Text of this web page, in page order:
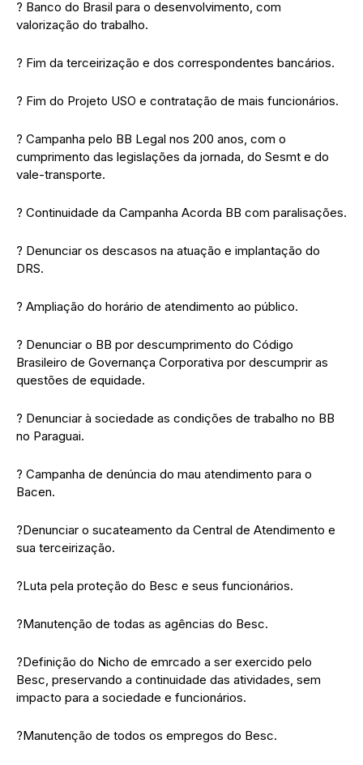
? Banco do Brasil para o desenvolvimento, com
valorização do trabalho.
? Fim da terceirização e dos correspondentes bancários.
? Fim do Projeto USO e contratação de mais funcionários.
? Campanha pelo BB Legal nos 200 anos, com o
cumprimento das legislações da jornada, do Sesmt e do
vale-transporte.
? Continuidade da Campanha Acorda BB com paralisações.
? Denunciar os descasos na atuação e implantação do
DRS.
? Ampliação do horário de atendimento ao público.
? Denunciar o BB por descumprimento do Código
Brasileiro de Governança Corporativa por descumprir as
questões de equidade.
? Denunciar à sociedade as condições de trabalho no BB
no Paraguai.
? Campanha de denúncia do mau atendimento para o
Bacen.
?Denunciar o sucateamento da Central de Atendimento e
sua terceirização.
?Luta pela proteção do Besc e seus funcionários.
?Manutenção de todas as agências do Besc.
?Definição do Nicho de emrcado a ser exercido pelo
Besc, preservando a continuidade das atividades, sem
impacto para a sociedade e funcionários.
?Manutenção de todos os empregos do Besc.